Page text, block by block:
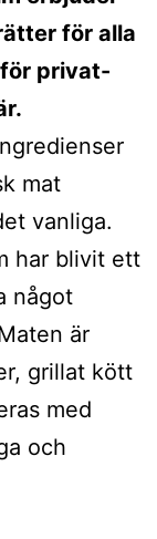
för alla
privat-
mat
vanliga.
har blivit ett
något
är
grillat kött
med
och